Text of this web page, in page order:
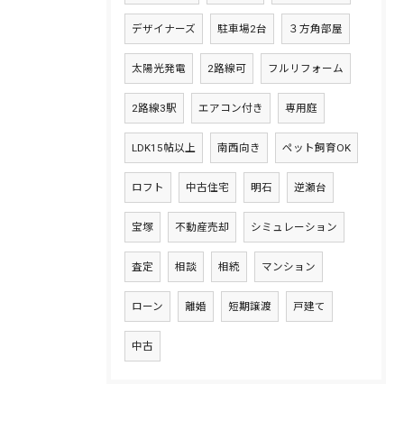
デザイナーズ 駐車場2台 ３方角部屋
太陽光発電 2路線可 フルリフォーム
2路線3駅 エアコン付き 専用庭
LDK15帖以上 南西向き ペット飼育OK
ロフト 中古住宅 明石 逆瀬台
宝塚 不動産売却 シミュレーション
査定 相談 相続 マンション
ローン 離婚 短期譲渡 戸建て
中古